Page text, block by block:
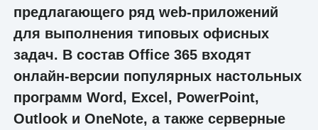
предлагающего ряд web-приложений
для выполнения типовых офисных
задач. В состав Office 365 входят
онлайн-версии популярных настольных
программ Word, Excel, PowerPoint,
Outlook и OneNote, а также серверные